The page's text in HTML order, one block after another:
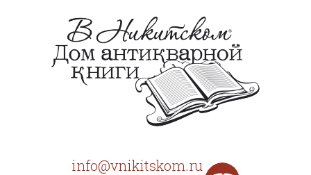
info@vnikitskom.ru